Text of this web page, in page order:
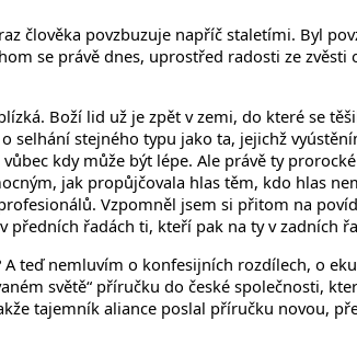
člověka povzbuzuje napříč staletími. Byl
se právě dnes, uprostřed radosti ze
Boží lid už je zpět v zemi, do které se
stejného typu jako ta, jejichž
kdy může být lépe. Ale právě ty
jak propůjčovala hlas těm, kdo hlas
Vzpomněl jsem si přitom na
řadách ti, kteří pak na ty v zadních
teď nemluvím o konfesijních rozdílech, o
světě“ příručku do české společnosti,
tajemník aliance poslal příručku novou,